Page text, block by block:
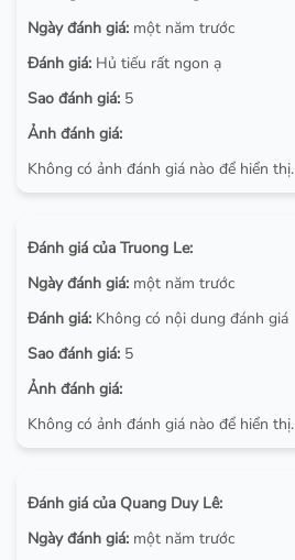
Ngày đánh giá: một năm trước
Đánh giá: Hủ tiếu rất ngon ạ
Sao đánh giá: 5
Ảnh đánh giá:
Không có ảnh đánh giá nào để hiển thị.
Đánh giá của Truong Le:
Ngày đánh giá: một năm trước
Đánh giá: Không có nội dung đánh giá
Sao đánh giá: 5
Ảnh đánh giá:
Không có ảnh đánh giá nào để hiển thị.
Đánh giá của Quang Duy Lê:
Ngày đánh giá: một năm trước